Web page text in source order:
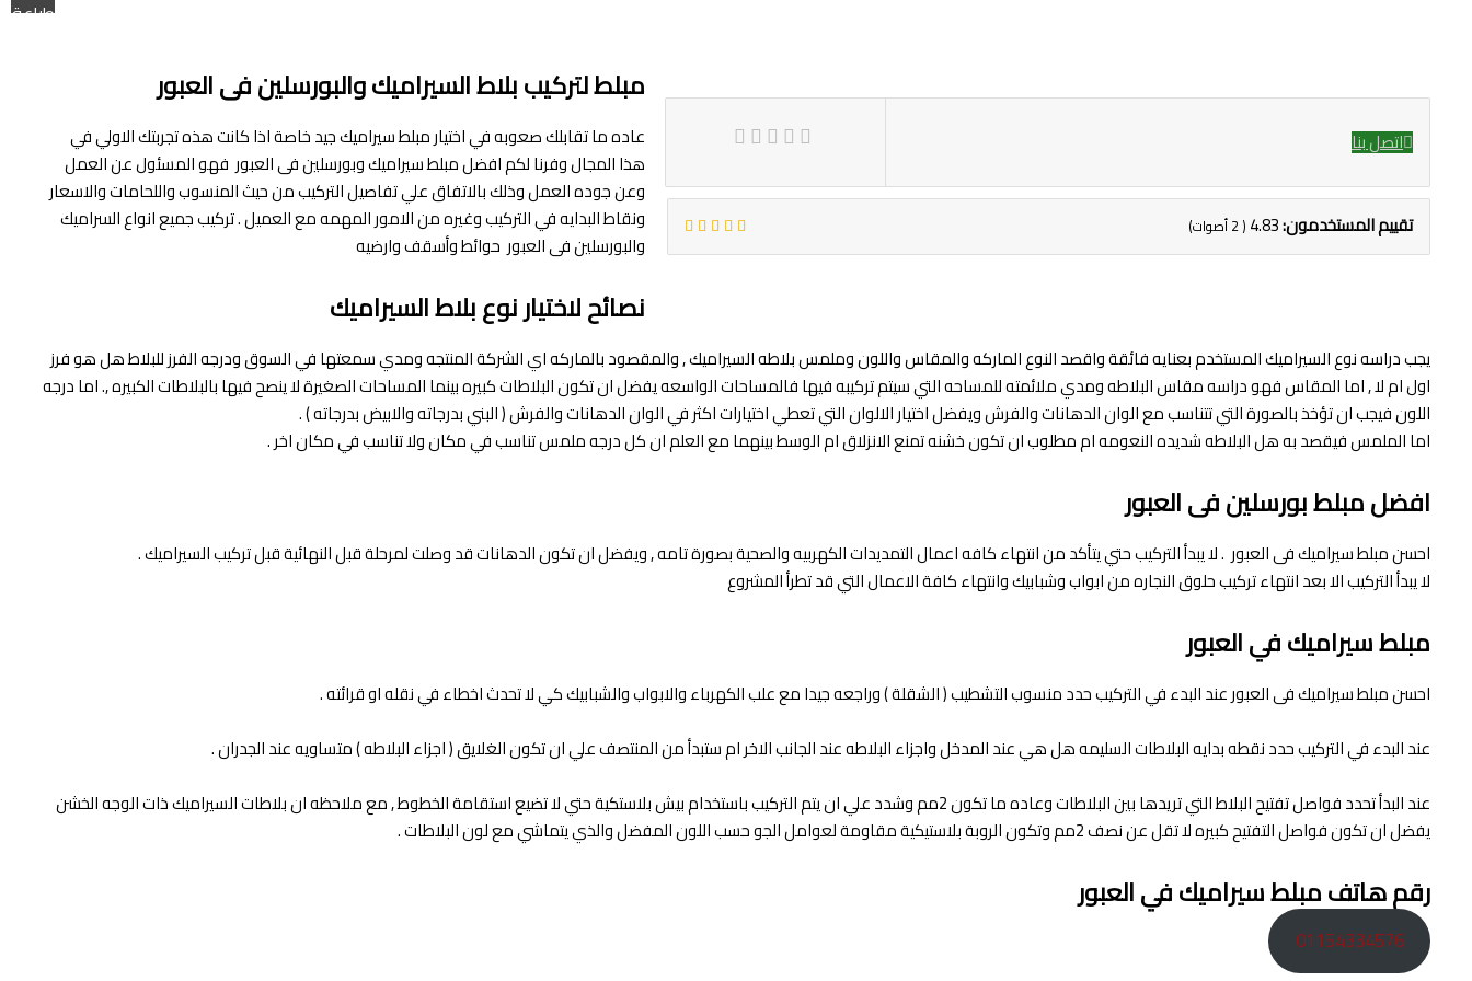
اتصل بنا
تقييم المستخدمون:4.83
(
2أصوات)
مبلط لتركيب بلاط السيراميك والبورسلين فى العبور
عاده ما تقابلك صعوبه في اختيار مبلط سيراميك جيد خاصة اذا كانت هذه تجربتك الاولي في
هذا المجال وفرنا لكم افضل مبلط سيراميك وبورسلين فى العبور فهو المسئول عن العمل
وعن جوده العمل وذلك بالاتفاق علي تفاصيل التركيب من حيث المنسوب واللحامات والاسعار
ونقاط البدايه في التركيب وغيره من الامور المهمه مع العميل . تركيب جميع انواع السراميك
والبورسلين فى العبور حوائط وأسقف وارضيه‎
نصائح لاختيار نوع بلاط السيراميك
يجب دراسه نوع السيراميك المستخدم بعنايه فائقة واقصد النوع الماركه والمقاس واللون وملمس بلاطه السيراميك , والمقصود بالماركه اي الشركة المنتجه ومدي سمعتها في السوق ودرجه الفرز للبلاط هل هو فرز
اول ام لا , اما المقاس فهو دراسه مقاس البلاطه ومدي ملائمته للمساحه التي سيتم تركيبه فيها فالمساحات الواسعه يفضل ان تكون البلاطات كبيره بينما المساحات الصغيرة لا ينصح فيها بالبلاطات الكبيره ,. اما درجه
اللون فيجب ان تؤخذ بالصورة التي تتناسب مع الوان الدهانات والفرش ويفضل اختيار الالوان التي تعطي اختيارات اكثر في الوان الدهانات والفرش ( البني بدرجاته والابيض بدرجاته ) .
اما الملمس فيقصد به هل البلاطه شديده النعومه ام مطلوب ان تكون خشنه تمنع الانزلاق ام الوسط بينهما مع العلم ان كل درجه ملمس تناسب في مكان ولا تناسب في مكان اخر .
افضل مبلط بورسلين فى العبور
احسن مبلط سيراميك فى العبور . لا يبدأ التركيب حتي يتأكد من انتهاء كافه اعمال التمديدات الكهربيه والصحية بصورة تامه , ويفضل ان تكون الدهانات قد وصلت لمرحلة قبل النهائية قبل تركيب السيراميك .
لا يبدأ التركيب الا بعد انتهاء تركيب حلوق النجاره من ابواب وشبابيك وانتهاء كافة الاعمال التي قد تطرأ المشروع
مبلط سيراميك في العبور
احسن مبلط سيراميك فى العبور عند البدء في التركيب حدد منسوب التشطيب ( الشقلة ) وراجعه جيدا مع علب الكهرباء والابواب والشبابيك كي لا تحدث اخطاء في نقله او قرائته .
عند البدء في التركيب حدد نقطه بدايه البلاطات السليمه هل هي عند المدخل واجزاء البلاطه عند الجانب الاخر ام ستبدأ من المنتصف علي ان تكون الغلايق ( اجزاء البلاطه ) متساويه عند الجدران .
عند البدأ تحدد فواصل تفتيح البلاط التي تريدها بين البلاطات وعاده ما تكون 2مم وشدد علي ان يتم التركيب باستخدام بيش بلاستكية حتي لا تضيع استقامة الخطوط , مع ملاحظه ان بلاطات السيراميك ذات الوجه الخشن
يفضل ان تكون فواصل التفتيح كبيره لا تقل عن نصف 2مم وتكون الروبة بلاستيكية مقاومة لعوامل الجو حسب اللون المفضل والذي يتماشي مع لون البلاطات .
رقم هاتف مبلط سيراميك في العبور
01154334576
طباعة